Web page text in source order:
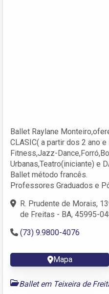
Ballet Raylane
CLASIC( a partir dos 2 ano
Fitness,Jazz-
Urbanas,Teatro(iniciante) e
Ballet método francês.
Professores Graduados e
R. Prudente de Morais,
de Freitas - BA, 45995-
(73) 9.9800-4076
Mapa
Ballet em Teixeira de